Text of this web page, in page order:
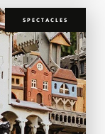
SPECTACLES